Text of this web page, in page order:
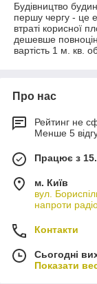
Будівництво
першу чергу - це
втраті корисної
дешевше
вартість 1 м. кв.
Про нас
Рейтинг не
Менше 5
Працює з
м. Київ
вул.
напроти
Контакти
Сьогодні
Показати